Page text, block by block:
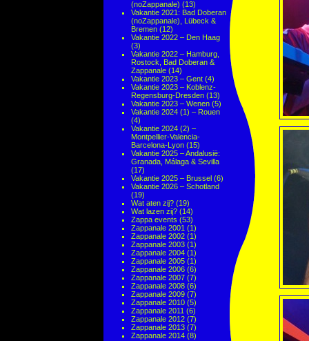
(noZappanale) (13)
Vakantie 2021: Bad Doberan
(noZappanale), Lübeck &
Bremen (12)
Vakantie 2022 – Den Haag
(3)
Vakantie 2022 – Hamburg,
Rostock, Bad Doberan &
Zappanale (14)
Vakantie 2023 – Gent (4)
Vakantie 2023 – Koblenz-
Regensburg-Dresden (13)
Vakantie 2023 – Wenen (5)
Vakantie 2024 (1) – Rouen
(4)
Vakantie 2024 (2) –
Montpellier-Valencia-
Barcelona-Lyon (15)
Vakantie 2025 – Andalusië:
Granada, Málaga & Sevilla
(17)
Vakantie 2025 – Brussel (6)
Vakantie 2026 – Schotland
(19)
Wat aten zij? (19)
Wat lazen zij? (14)
Zappa events (53)
Zappanale 2001 (1)
Zappanale 2002 (1)
Zappanale 2003 (1)
Zappanale 2004 (1)
Zappanale 2005 (1)
Zappanale 2006 (6)
Zappanale 2007 (7)
Zappanale 2008 (6)
Zappanale 2009 (7)
Zappanale 2010 (5)
Zappanale 2011 (6)
Zappanale 2012 (7)
Zappanale 2013 (7)
Zappanale 2014 (8)